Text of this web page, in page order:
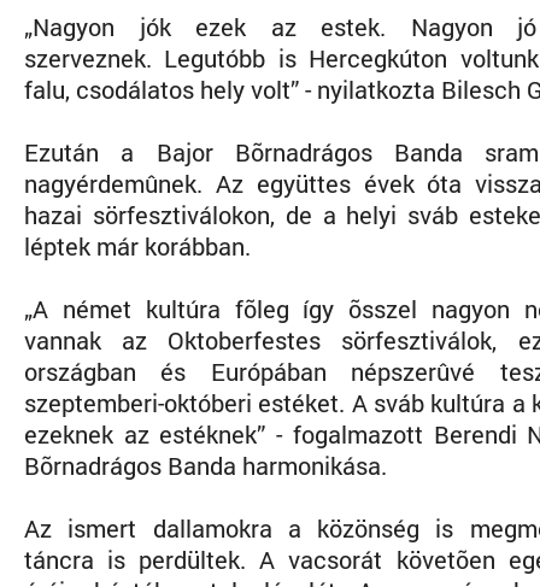
„Nagyon jók ezek az estek. Nagyon jó
szerveznek. Legutóbb is Hercegkúton
falu, csodálatos hely volt” - nyilatkozta Bilesch
Ezután a Bajor Bõrnadrágos Banda
nagyérdemûnek. Az együttes évek óta
hazai sörfesztiválokon, de a helyi sváb
léptek már korábban.
„A német kultúra fõleg így õsszel nagyon
vannak az Oktoberfestes sörfesztiválok,
országban és Európában népszerûvé
szeptemberi-októberi estéket. A sváb kultúra a
ezeknek az estéknek” - fogalmazott Berendi
Bõrnadrágos Banda harmonikása.
Az ismert dallamokra a közönség is
táncra is perdültek. A vacsorát követõen